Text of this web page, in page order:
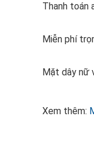
Thanh toán
Miễn phí
Mặt dây nữ
Xem thêm: